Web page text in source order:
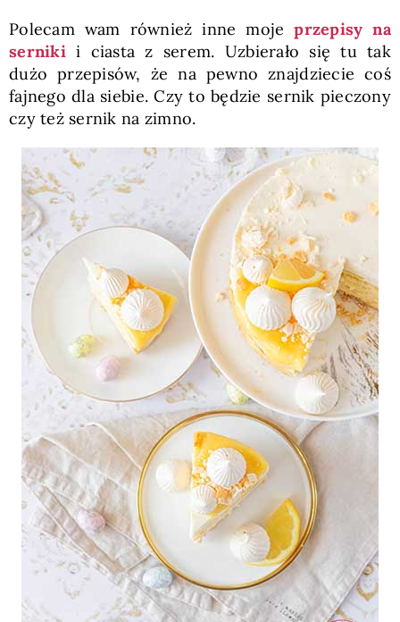
Polecam wam również inne mojeprzepisy na
sernikii ciasta z serem. Uzbierało się tu tak
dużo przepisów, że na pewno znajdziecie coś
fajnego dla siebie. Czy to będzie sernik pieczony
czy też sernik na zimno.